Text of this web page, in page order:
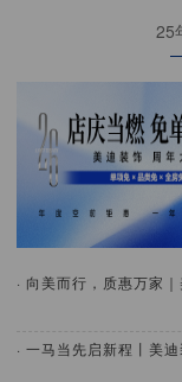
25
· 向美而行，质惠万家
· 一马当先启新程丨美